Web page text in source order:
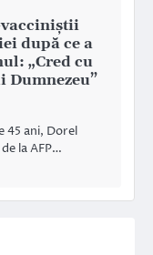
vacciniștii
după ce a
„Cred cu
Dumnezeu”
45 ani, Dorel
la AFP…